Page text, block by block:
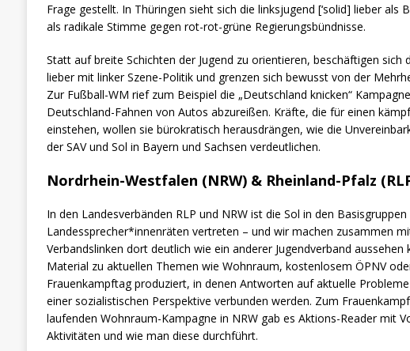
Frage gestellt. In Thüringen sieht sich die linksjugend [‘solid] lieber als
als radikale Stimme gegen rot-rot-grüne Regierungsbündnisse.
Statt auf breite Schichten der Jugend zu orientieren, beschäftigen sich
lieber mit linker Szene-Politik und grenzen sich bewusst von der
Zur Fußball-WM rief zum Beispiel die „Deutschland knicken“
Deutschland-Fahnen von Autos abzureißen. Kräfte, die für einen
einstehen, wollen sie bürokratisch herausdrängen, wie die
der SAV und Sol in Bayern und Sachsen verdeutlichen.
Nordrhein-Westfalen (NRW) & Rheinland-Pfalz
In den Landesverbänden RLP und NRW ist die Sol in den Basisgruppen
Landessprecher*innenräten vertreten – und wir machen zusammen
Verbandslinken dort deutlich wie ein anderer Jugendverband aussehen
Material zu aktuellen Themen wie Wohnraum, kostenlosem ÖPNV
Frauenkampftag produziert, in denen Antworten auf aktuelle
einer sozialistischen Perspektive verbunden werden. Zum
laufenden Wohnraum-Kampagne in NRW gab es Aktions-Reader mit
Aktivitäten und wie man diese durchführt.